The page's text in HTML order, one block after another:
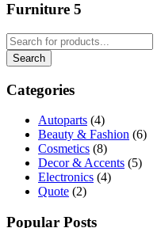
Furniture 5
Categories
Autoparts (4)
Beauty & Fashion (6)
Cosmetics (8)
Decor & Accents (5)
Electronics (4)
Quote (2)
Popular Posts